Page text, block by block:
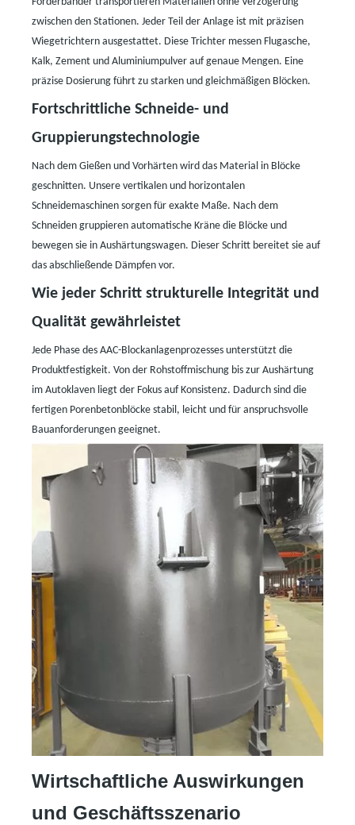
zwischen den Stationen. Jeder Teil der Anlage ist mit präzisen
Wiegetrichtern ausgestattet. Diese Trichter messen Flugasche,
Kalk, Zement und Aluminiumpulver auf genaue Mengen. Eine
präzise Dosierung führt zu starken und gleichmäßigen Blöcken.
Fortschrittliche Schneide- und
Gruppierungstechnologie
Nach dem Gießen und Vorhärten wird das Material in Blöcke
geschnitten. Unsere vertikalen und horizontalen
Schneidemaschinen sorgen für exakte Maße. Nach dem
Schneiden gruppieren automatische Kräne die Blöcke und
bewegen sie in Aushärtungswagen. Dieser Schritt bereitet sie auf
das abschließende Dämpfen vor.
Wie jeder Schritt strukturelle Integrität und
Qualität gewährleistet
Jede Phase des AAC-Blockanlagenprozesses unterstützt die
Produktfestigkeit. Von der Rohstoffmischung bis zur Aushärtung
im Autoklaven liegt der Fokus auf Konsistenz. Dadurch sind die
fertigen Porenbetonblöcke stabil, leicht und für anspruchsvolle
Bauanforderungen geeignet.
Wirtschaftliche Auswirkungen
und Geschäftsszenario